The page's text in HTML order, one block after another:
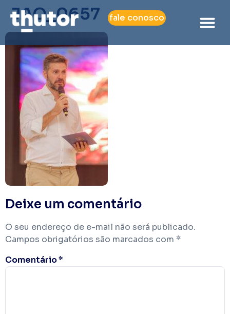
fale conosco
JAO_0657
Deixe um comentário
O seu endereço de e-mail não será publicado.
Campos obrigatórios são marcados com *
Comentário*